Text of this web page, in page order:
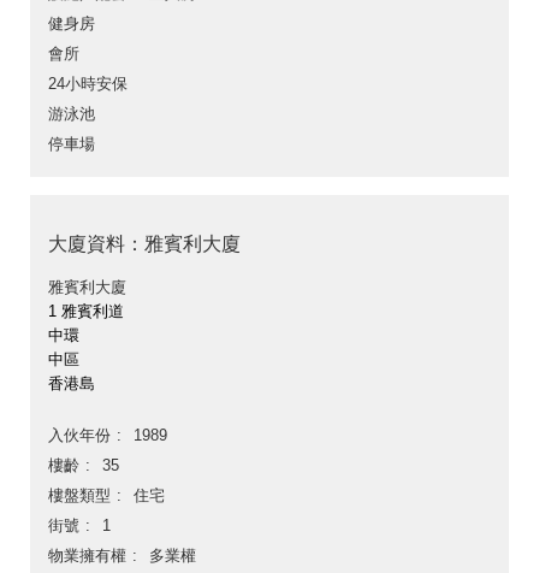
健身房
會所
24小時安保
游泳池
停車場
大廈資料：雅賓利大廈
雅賓利大廈
1 雅賓利道
中環
中區
香港島
入伙年份
1989
樓齡
35
樓盤類型
住宅
街號
1
物業擁有權
多業權